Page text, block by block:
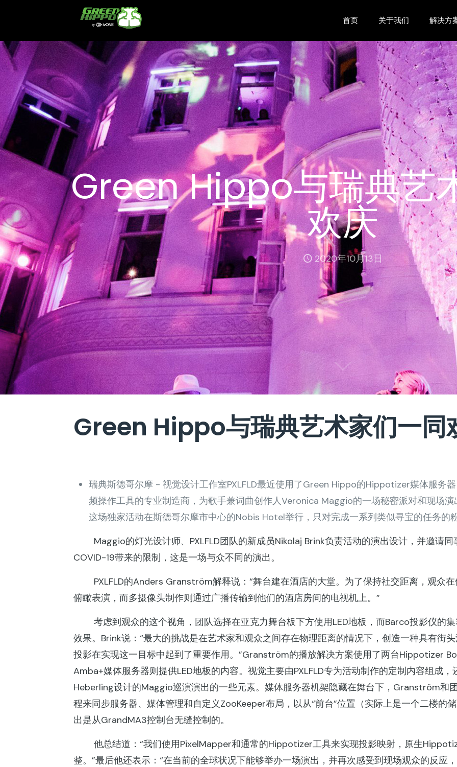
首页 关于我们 解决方
Green Hippo与瑞典艺
欢庆
2020年10月13日
Green Hippo与瑞典艺术家们一同
瑞典斯德哥尔摩 - 视觉设计工作室PXLFLD最近使用了Green Hippo的Hippotizer媒体服务
频操作工具的专业制造商，为歌手兼词曲创作人Veronica Maggio的一场秘密派对和现场
这场独家活动在斯德哥尔摩市中心的Nobis Hotel举行，只对完成一系列类似寻宝的任务的
Maggio的灯光设计师、PXLFLD团队的新成员Nikolaj Brink负责活动的演出设计，并邀请同
COVID-19带来的限制，这是一场与众不同的演出。
PXLFLD的Anders Granström解释说：“舞台建在酒店的大堂。为了保持社交距离，观众
俯瞰表演，而多摄像头制作则通过广播传输到他们的酒店房间的电视机上。”
考虑到观众的这个视角，团队选择在亚克力舞台板下方使用LED地板，而Barco投影仪的
效果。Brink说：“最大的挑战是在艺术家和观众之间存在物理距离的情况下，创造一种具有街
投影在实现这一目标中起到了重要作用。”Granström的播放解决方案使用了两台Hippotizer
Amba+媒体服务器则提供LED地板的内容。视觉主要由PXLFLD专为活动制作的定制内容组成
Heberling设计的Maggio巡演演出的一些元素。媒体服务器机架隐藏在舞台下，Granström和
程来同步服务器、媒体管理和自定义ZooKeeper布局，以从“前台”位置（实际上是一个二楼的
出是从GrandMA3控制台无缝控制的。
他总结道：“我们使用PixelMapper和通常的Hippotizer工具来实现投影映射，原生
整。”最后他还表示：“在当前的全球状况下能够举办一场演出，并再次感受到现场观众的反应